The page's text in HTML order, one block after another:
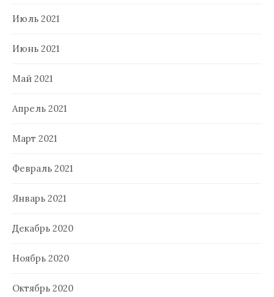
Июль 2021
Июнь 2021
Май 2021
Апрель 2021
Март 2021
Февраль 2021
Январь 2021
Декабрь 2020
Ноябрь 2020
Октябрь 2020